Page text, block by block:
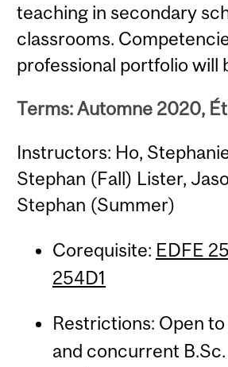
teaching in secondary
classrooms.
professional portfolio will
Terms: Automne 2020,
Instructors: Ho,
Stephan (Fall) Lister,
Stephan (Summer)
Corequisite: EDFE
254D1
Restrictions: Open to
and concurrent B.Sc.